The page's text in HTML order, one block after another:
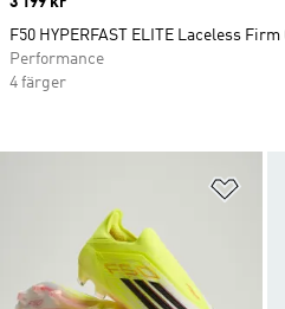
F50 HYPERFAST ELITE Laceless
Performance
4 färger